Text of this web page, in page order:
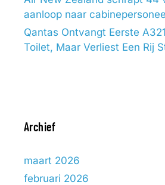
aanloop naar
Qantas Ontvangt Eerste
Toilet, Maar Verliest Een Rij
Archief
maart 2026
februari 2026